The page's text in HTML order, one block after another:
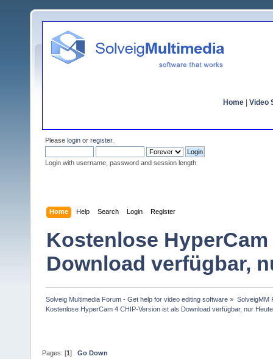
Home Video
Please login or register.
Login with username, password and session length
Home Help Search Login Register
Kostenlose
Download verfügbar,
Solveig Multimedia Forum - Get help for video editing software » SolveigMM
Kostenlose HyperCam 4 CHIP-Version ist als Download verfügbar, nur Heute
Pages: [1 ] Go Down